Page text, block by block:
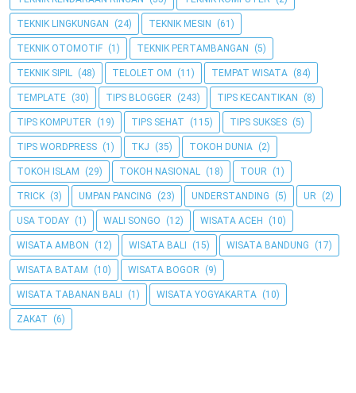
TEKNIK LINGKUNGAN (24) TEKNIK MESIN (61)
TEKNIK OTOMOTIF (1) TEKNIK PERTAMBANGAN (5)
TEKNIK SIPIL (48) TELOLET OM (11) TEMPAT WISATA (84)
TEMPLATE (30) TIPS BLOGGER (243) TIPS KECANTIKAN (8)
TIPS KOMPUTER (19) TIPS SEHAT (115) TIPS SUKSES (5)
TIPS WORDPRESS (1) TKJ (35) TOKOH DUNIA (2)
TOKOH ISLAM (29) TOKOH NASIONAL (18) TOUR (1)
TRICK (3) UMPAN PANCING (23) UNDERSTANDING (5) UR (2)
USA TODAY (1) WALI SONGO (12) WISATA ACEH (10)
WISATA AMBON (12) WISATA BALI (15) WISATA BANDUNG (17)
WISATA BATAM (10) WISATA BOGOR (9)
WISATA TABANAN BALI (1) WISATA YOGYAKARTA (10)
ZAKAT (6)